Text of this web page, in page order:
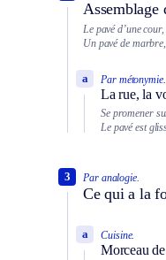
Assemblage
Le pavé d’une
Un pavé de
Par métonymie.
La rue, la
a
Se promener
Le pavé est
Par analogie.
Ce qui a la
3
Cuisine.
Morceau
a